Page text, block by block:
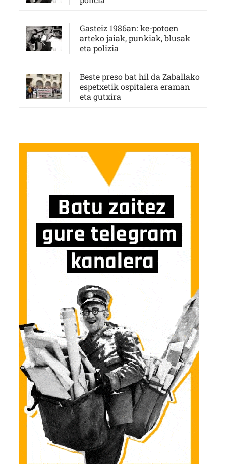
Gasteiz 1986an: ke-potoen
arteko jaiak, punkiak, blusak
eta polizia
Beste preso bat hil da Zaballako
espetxetik ospitalera eraman
eta gutxira